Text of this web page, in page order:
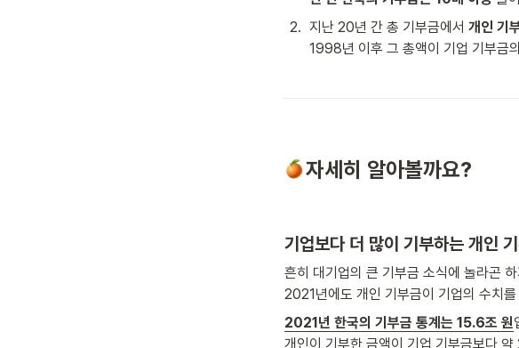
2. 지난 20년 간 총 기부금에서 개인 기
1998년 이후 그 총액이 기업 기부금
자세히 알아볼까요?
기업보다 더 많이 기부하는 개인
흔히 대기업의 큰 기부금 소식에 놀라곤
2021년에도 개인 기부금이 기업의 수치
2021년 한국의 기부금 통계는 15.6조 원
개인이 기부한 금액이 기업 기부금보다